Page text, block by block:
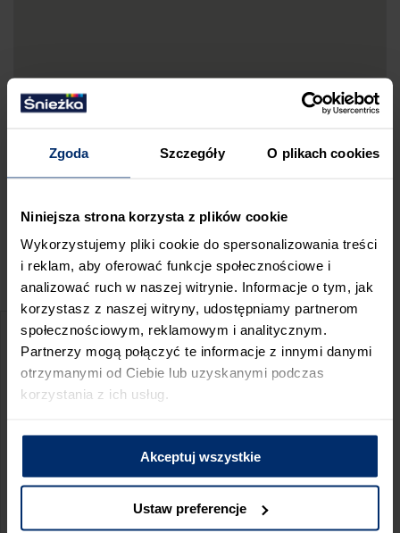
Zgoda Szczegóły O plikach cookies
Niniejsza strona korzysta z plików cookie
Wykorzystujemy pliki cookie do spersonalizowania treści
i reklam, aby oferować funkcje społecznościowe i
analizować ruch w naszej witrynie. Informacje o tym, jak
korzystasz z naszej witryny, udostępniamy partnerom
społecznościowym, reklamowym i analitycznym.
Partnerzy mogą połączyć te informacje z innymi danymi
otrzymanymi od Ciebie lub uzyskanymi podczas
korzystania z ich usług.
Akceptuj wszystkie
Ustaw preferencje
ZGŁOŚ BŁĄD
PRZED WIZYTĄ W SKLEPIE POLECAMY:
KALKULATOR ZUŻYCIA